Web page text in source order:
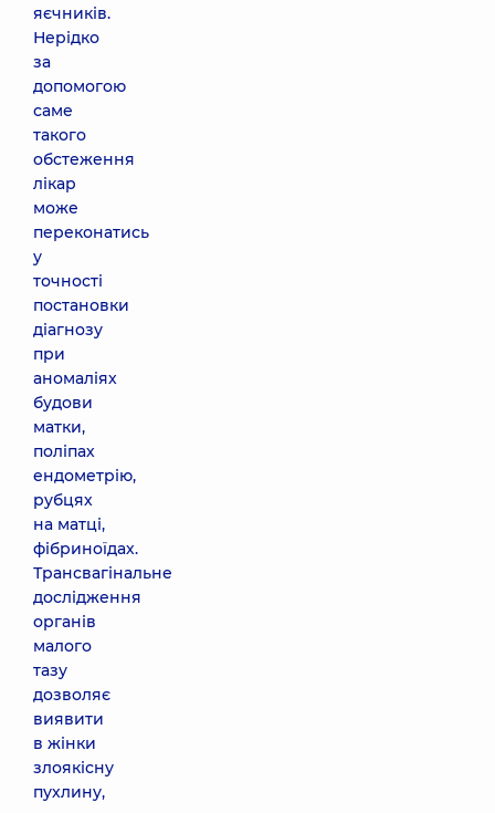
яєчників.
Нерідко
за
допомогою
саме
такого
обстеження
лікар
може
переконатись
у
точності
постановки
діагнозу
при
аномаліях
будови
матки,
поліпах
ендометрію,
рубцях
на матці,
фібриноїдах.
Трансвагінальне
дослідження
органів
малого
тазу
дозволяє
виявити
в жінки
злоякісну
пухлину,